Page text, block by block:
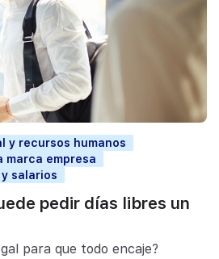
y recursos humanos
marca empresa
salarios
pedir días libres un
para que todo encaje?